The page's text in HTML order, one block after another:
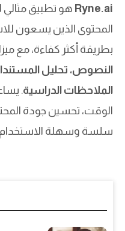
Ryne.ai هو تطبيق مثالي
المحتوى الذين يسعون
بطريقة أكثر كفاءة، مع
النصوص، تحليل
الملاحظات الدراسية.
الوقت، تحسين جودة
سلسة وسهلة